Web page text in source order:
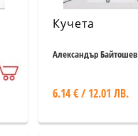
Кучета
Александър Байтошев
6.14 € / 12.01 ЛВ.